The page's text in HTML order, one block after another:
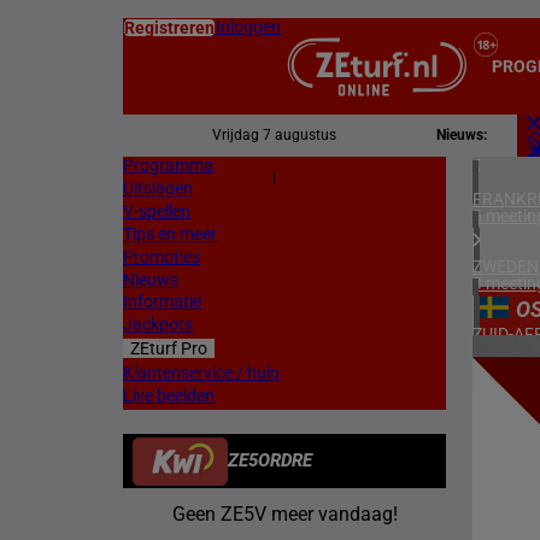
RegistrerenInloggen
Vrijdag 7 augustus Nieuws:
Programma
Uitslagen
V-spellen
Tips en meer
Promoties
Nieuws
Informatie
Jackpots
ZEturf Pro
Klantenservice / hulp
Live beelden
ZE5ORDRE
Geen ZE5V meer vandaag!
5
ZWEDEN
3
ZUID-
4
6
12/05/